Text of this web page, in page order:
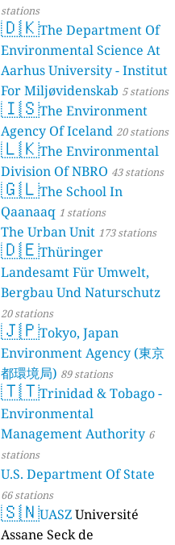
stations
🇩🇰The Department Of
Environmental Science At
Aarhus University - Institut
For Miljøvidenskab 5 stations
🇮🇸The Environment
Agency Of Iceland 20 stations
🇱🇰The Environmental
Division Of NBRO 43 stations
🇬🇱The School In
Qaanaaq 1 stations
The Urban Unit 173 stations
🇩🇪Thüringer
Landesamt Für Umwelt,
Bergbau Und Naturschutz
20 stations
🇯🇵Tokyo, Japan
Environment Agency (東京
都環境局) 89 stations
🇹🇹Trinidad & Tobago -
Environmental
Management Authority 6
stations
U.S. Department Of State
66 stations
🇸🇳UASZUniversité
Assane Seck de